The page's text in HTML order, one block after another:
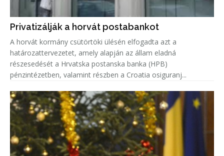
Privatizálják a horvát postabankot
A horvát kormány csütörtöki ülésén elfogadta azt a
határozattervezetet, amely alapján az állam eladná
részesedését a Hrvatska postanska banka (HPB)
pénzintézetben, valamint részben a Croatia osiguranj...